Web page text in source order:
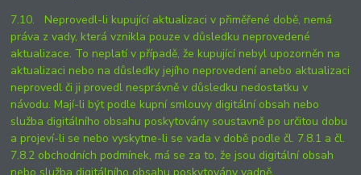
7.10. Neprovedl-li kupující aktualizaci v přiměřené době, nemá
práva z vady, která vznikla pouze v důsledku neprovedené
aktualizace. To neplatí v případě, že kupující nebyl upozorněn na
aktualizaci nebo na důsledky jejího neprovedení anebo aktualizaci
neprovedl či ji provedl nesprávně v důsledku nedostatku v
návodu. Mají-li být podle kupní smlouvy digitální obsah nebo
služba digitálního obsahu poskytovány soustavně po určitou dobu
a projeví-li se nebo vyskytne-li se vada v době podle čl. 7.8.1 a čl.
7.8.2 obchodních podmínek, má se za to, že jsou digitální obsah
nebo služba digitálního obsahu poskytovány vadně.